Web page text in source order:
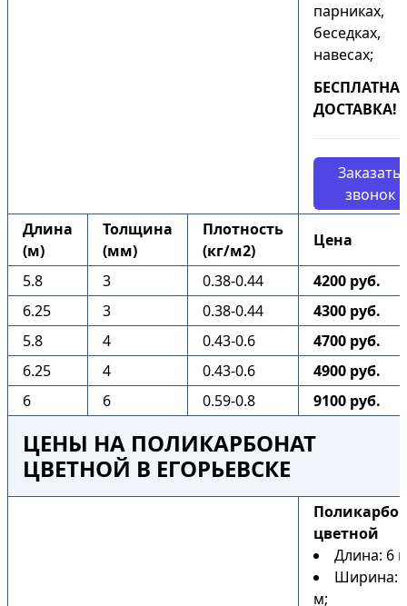
парниках,
беседках,
навесах;
ДОСТАВКА!
Заказать
звонок
Длина
(м)
Толщина
(мм)
Плотность
(кг/м2)
Цена
5.8 3 0.38-0.44
4200 руб.
6.25
3 0.38-0.44
4300 руб.
5.8
4 0.43-0.6
4700 руб.
6.25
4 0.43-0.6
4900 руб.
6
6 0.59-0.8 9100 руб.
ЦЕНЫ НА ПОЛИКАРБОНАТ
ЦВЕТНОЙ В ЕГОРЬЕВСКЕ
цветной
Длина: 6
Ширина:
м;